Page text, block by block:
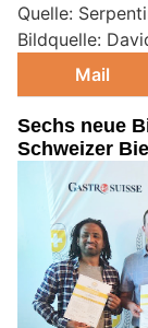
Quelle:
Bildquelle:
Mail
Sechs neue
Schweizer